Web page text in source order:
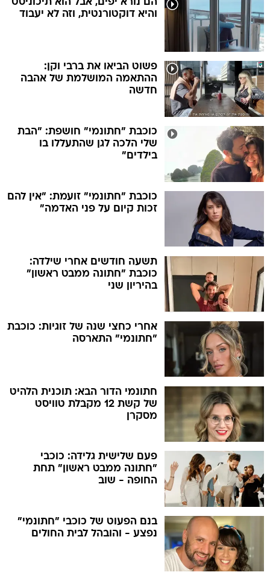
והיא דוקטורנטית, וזה לא יעבוד
פשוט הביאו את ברבי וקן:
ההתאמה המושלמת של אהבה
חדשה
כוכבת "חתונמי" חושפת: "הבת
שלי הלכה לגן שהתעללו בו
בילדים"
כוכבת "חתונמי" זועמת: "אין להם
זכות קיום על פני האדמה"
תשעה חודשים אחרי שילדה:
כוכבת "חתונה ממבט ראשון"
בהיריון שני
אחרי כחצי שנה של זוגיות: כוכבת
"חתונמי" התארסה
חתונמי הדור הבא: תוכנית הלהיט
של קשת 12 מקבלת טוויסט
מסקרן
פעם שלישית גלידה: כוכבי
"חתונה ממבט ראשון" תחת
החופה - שוב
בנם הפעוט של כוכבי "חתונמי"
נפצע - והובהל לבית החולים